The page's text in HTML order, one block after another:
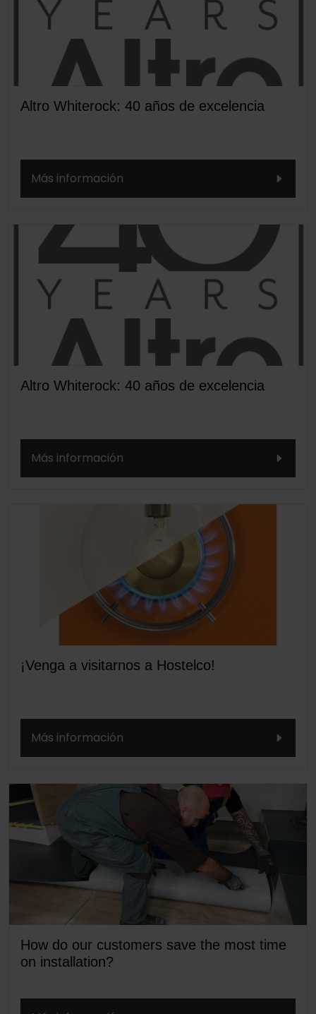
Altro Whiterock: 40 años de excelencia
Más información
Altro Whiterock: 40 años de excelencia
Más información
¡Venga a visitarnos a Hostelco!
Más información
How do our customers save the most time
on installation?